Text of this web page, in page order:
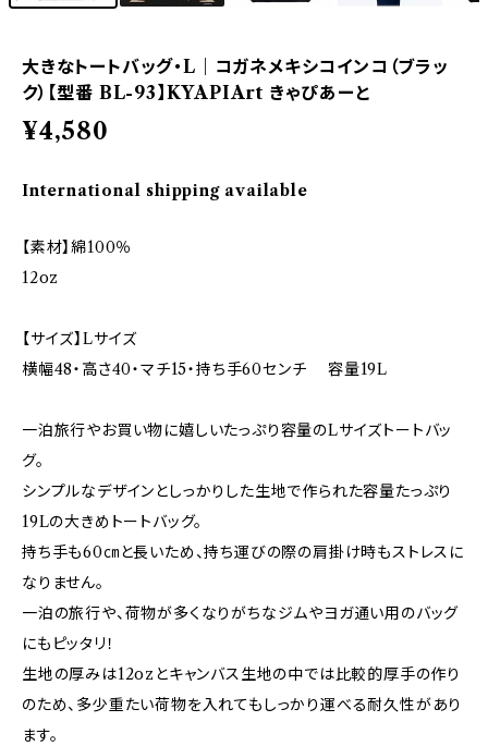
大きなトートバッグ・L｜コガネメキシコインコ（ブラッ
ク）【型番 BL-93】KYAPIArt きゃぴあーと
¥4,580
International shipping available
【素材】綿100％
12oz
【サイズ】Lサイズ
横幅48・高さ40・マチ15・持ち手60センチ 容量19L
一泊旅行やお買い物に嬉しいたっぷり容量のLサイズトートバッ
グ。
シンプルなデザインとしっかりした生地で作られた容量たっぷり
19Lの大きめトートバッグ。
持ち手も60㎝と長いため、持ち運びの際の肩掛け時もストレスに
なりません。
一泊の旅行や、荷物が多くなりがちなジムやヨガ通い用のバッグ
にもピッタリ！
生地の厚みは12ozとキャンバス生地の中では比較的厚手の作り
のため、多少重たい荷物を入れてもしっかり運べる耐久性があり
ます。